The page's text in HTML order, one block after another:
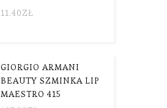
11.40ZŁ
GIORGIO ARMANI
BEAUTY SZMINKA LIP
MAESTRO 415